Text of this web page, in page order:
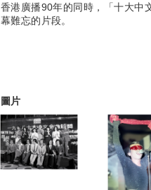
香港廣播90年的同時，「十大中
幕難忘的片段。
圖片